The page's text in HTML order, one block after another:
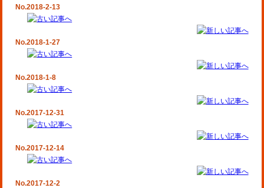
No.2018-2-13
No.2018-1-27
No.2018-1-8
No.2017-12-31
No.2017-12-14
No.2017-12-2